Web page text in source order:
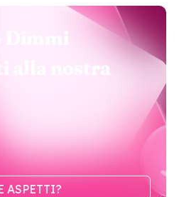
Dimmi
alla nostra
ASPETTI?